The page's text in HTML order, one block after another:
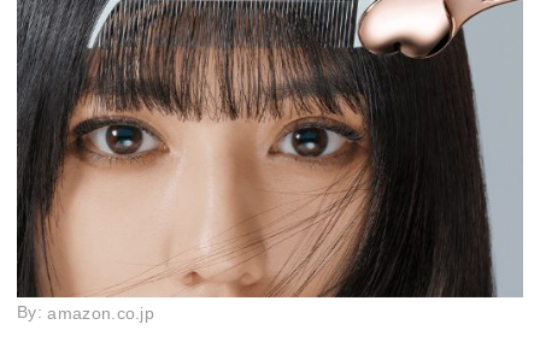
By:amazon.co.jp